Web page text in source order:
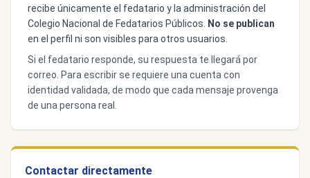
recibe únicamente el fedatario y la administración del
Colegio Nacional de Fedatarios Públicos.
No se publican
en el perfil ni son visibles para otros usuarios.
Si el fedatario responde, su respuesta te llegará por
correo. Para escribir se requiere una cuenta con
identidad validada, de modo que cada mensaje provenga
de una persona real.
Contactar directamente